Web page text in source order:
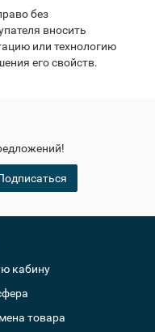
без
вносить
или технологию
его свойств.
кабину
товара